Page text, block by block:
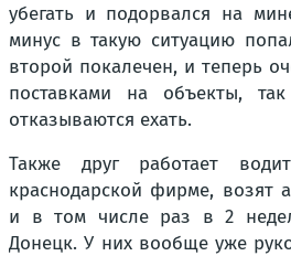
убегать и подорвался на
минус в такую ситуацию
второй покалечен, и теперь
поставками на объекты,
отказываются ехать.
Также друг работает
краснодарской фирме, возят
и в том числе раз в 2
Донецк. У них вообще уже